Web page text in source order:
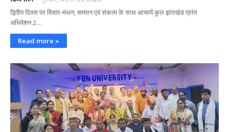
द्वितीय दिवस पर विचार-मंथन, सम्मान एवं संकल्प के साथ आचार्य कुल झारखंड प्रांत
अधिवेशन 2…
Read more »